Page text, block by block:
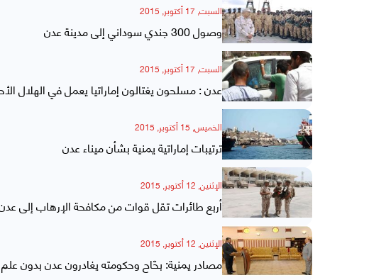
السبت, 17 أكتوبر, 2015
وصول 300 جندي سوداني إلى مدينة عدن
السبت, 17 أكتوبر, 2015
عدن : مسلحون يغتالون إماراتيا يعمل في الهلال
الخميس, 15 أكتوبر, 2015
ترتيبات إماراتية يمنية بشأن ميناء عدن
الإثنين, 12 أكتوبر, 2015
أربع طائرات تقل قوات من مكافحة الإرهاب إلى
الإثنين, 12 أكتوبر, 2015
مصادر يمنية: بحّاح وحكومته يغادرون عدن بدون